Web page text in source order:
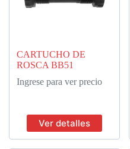
CARTUCHO DE
ROSCA BB51
Ingrese para ver precio
Ver detalles